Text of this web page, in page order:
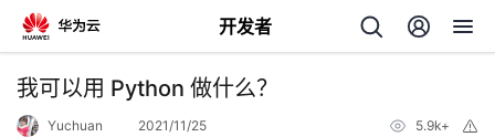
开发者
返
我可以用 Python 做什么？
Yuchuan 2021/11/25 5.9k+